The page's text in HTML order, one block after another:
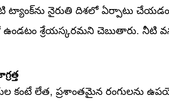
ట్యాంక్‌ను నైరుతి దిశలో ఏర్పాటు
శ్రేయస్కరమని చెబుతారు. నీటి
కంటే లేత, ప్రశాంతమైన రంగులను